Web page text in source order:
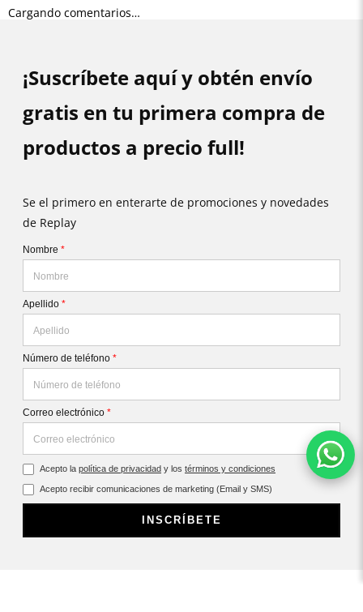
Cargando comentarios…
¡Suscríbete aquí y obtén envío
gratis en tu primera compra de
productos a precio full!
Se el primero en enterarte de promociones y novedades
de Replay
Nombre *
Apellido *
Número de teléfono *
Correo electrónico *
Acepto la política de privacidad y los términos y condiciones
Acepto recibir comunicaciones de marketing (Email y SMS)
INSCRÍBETE